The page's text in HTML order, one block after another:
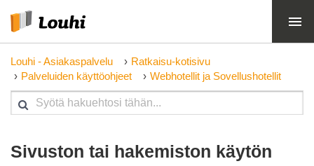
Louhi - Asiakaspalvelu
Ratkaisu-kotisivu
Palveluiden käyttöohjeet
Webhotellit ja Sovellushotellit
Sivuston tai hakemiston käytön